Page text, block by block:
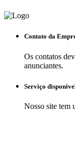
Contato da
Os contatos
anunciantes.
Serviço
Nosso site tem